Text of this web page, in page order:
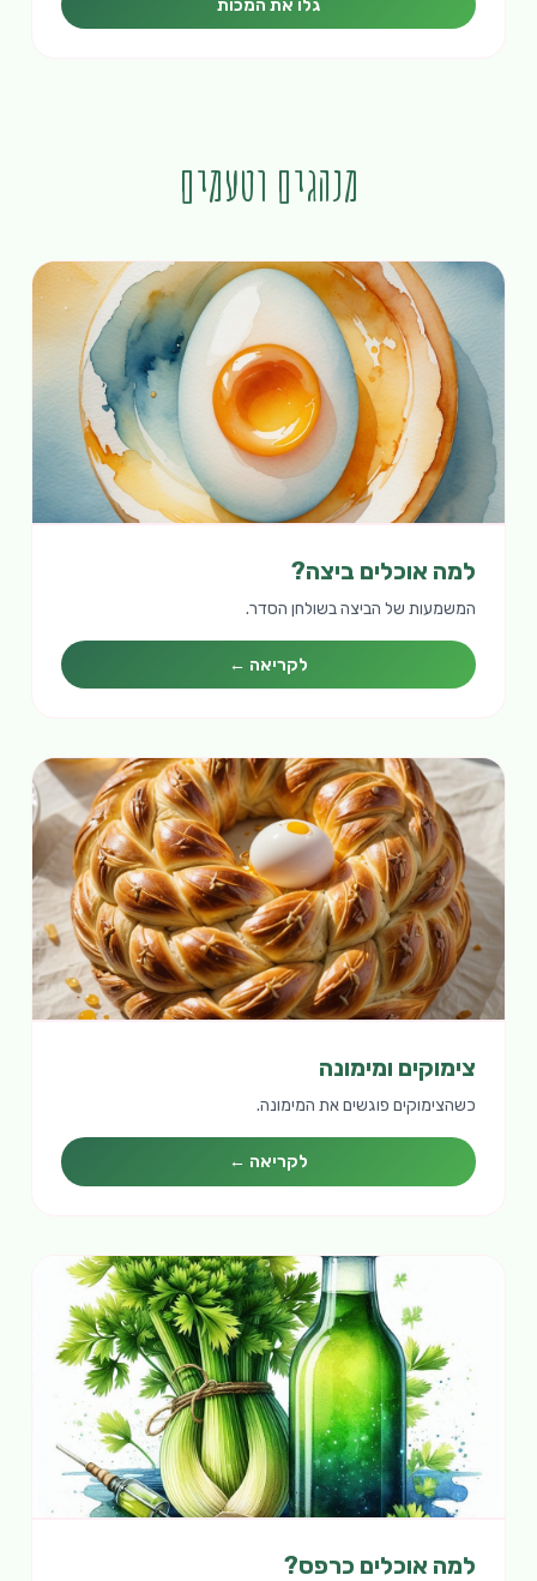
גלו את המכות
מנהגים וטעמים
למה אוכלים ביצה?
המשמעות של הביצה בשולחן הסדר.
לקריאה ←
צימוקים ומימונה
כשהצימוקים פוגשים את המימונה.
לקריאה ←
למה אוכלים כרפס?